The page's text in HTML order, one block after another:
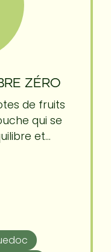
ZÉRO
de fruits
qui se
et...